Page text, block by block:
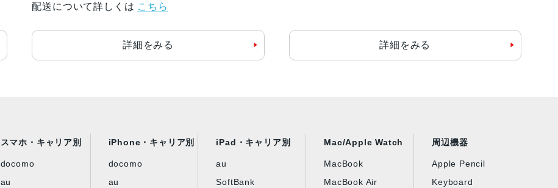
発売日 2022年7月28日
配送について詳しくは こちら
詳細をみる 詳細をみる
スマホ・キャリア別
docomo
au
iPhone・キャリア別
docomo
au
iPad・キャリア別
au
SoftBank
Mac/Apple Watch
MacBook
MacBook Air
周辺機器
Apple Pencil
Keyboard